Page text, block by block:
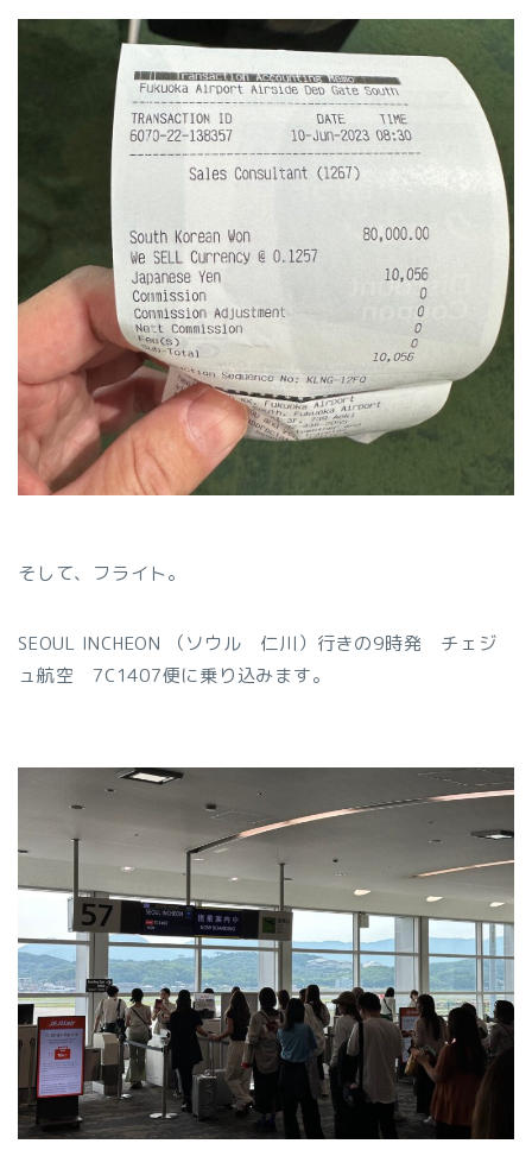
そして、フライト。
SEOUL INCHEON （ソウル 仁川）行きの9時発 チェジ
ュ航空 7C1407便に乗り込みます。